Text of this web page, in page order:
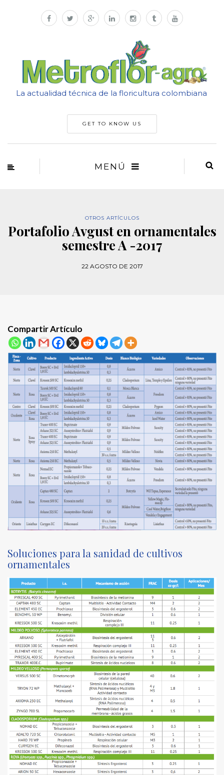
La actualidad técnica de la floricultura colombiana
GET TO KNOW US
MENÚ
OTROS ARTÍCULOS
Portafolio Avgust en ornamentales
semestre A -2017
22 AGOSTO DE 2017
Compartir Artículo
Soluciones para la sanidad de cultivos
ornamentales